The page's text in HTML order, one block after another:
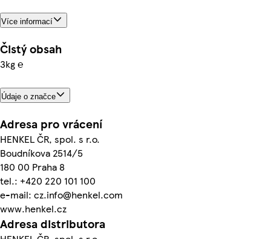
Více informací
Čistý obsah
3kg ℮
Údaje o značce
Adresa pro vrácení
HENKEL ČR, spol. s r.o.
Boudníkova 2514/5
180 00 Praha 8
tel.: +420 220 101 100
e-mail: cz.info@henkel.com
www.henkel.cz
Adresa distributora